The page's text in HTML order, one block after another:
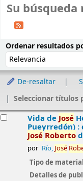
Su
Ordenar resultados
De-resaltar
Seleccionar títulos
Vida de José
Pueyrredón)
José Roberto
por Río, José
Tipo de
Detalles de